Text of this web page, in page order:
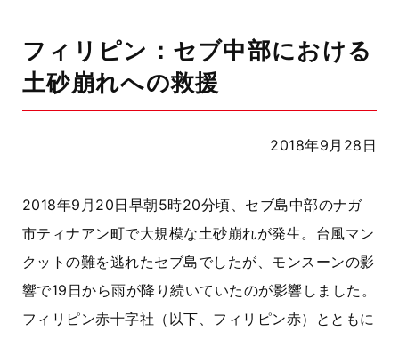
フィリピン：セブ中部における
土砂崩れへの救援
2018年9月28日
2018年9月20日早朝5時20分頃、セブ島中部のナガ
市ティナアン町で大規模な土砂崩れが発生。台風マン
クットの難を逃れたセブ島でしたが、モンスーンの影
響で19日から雨が降り続いていたのが影響しました。
フィリピン赤十字社（以下、フィリピン赤）とともに